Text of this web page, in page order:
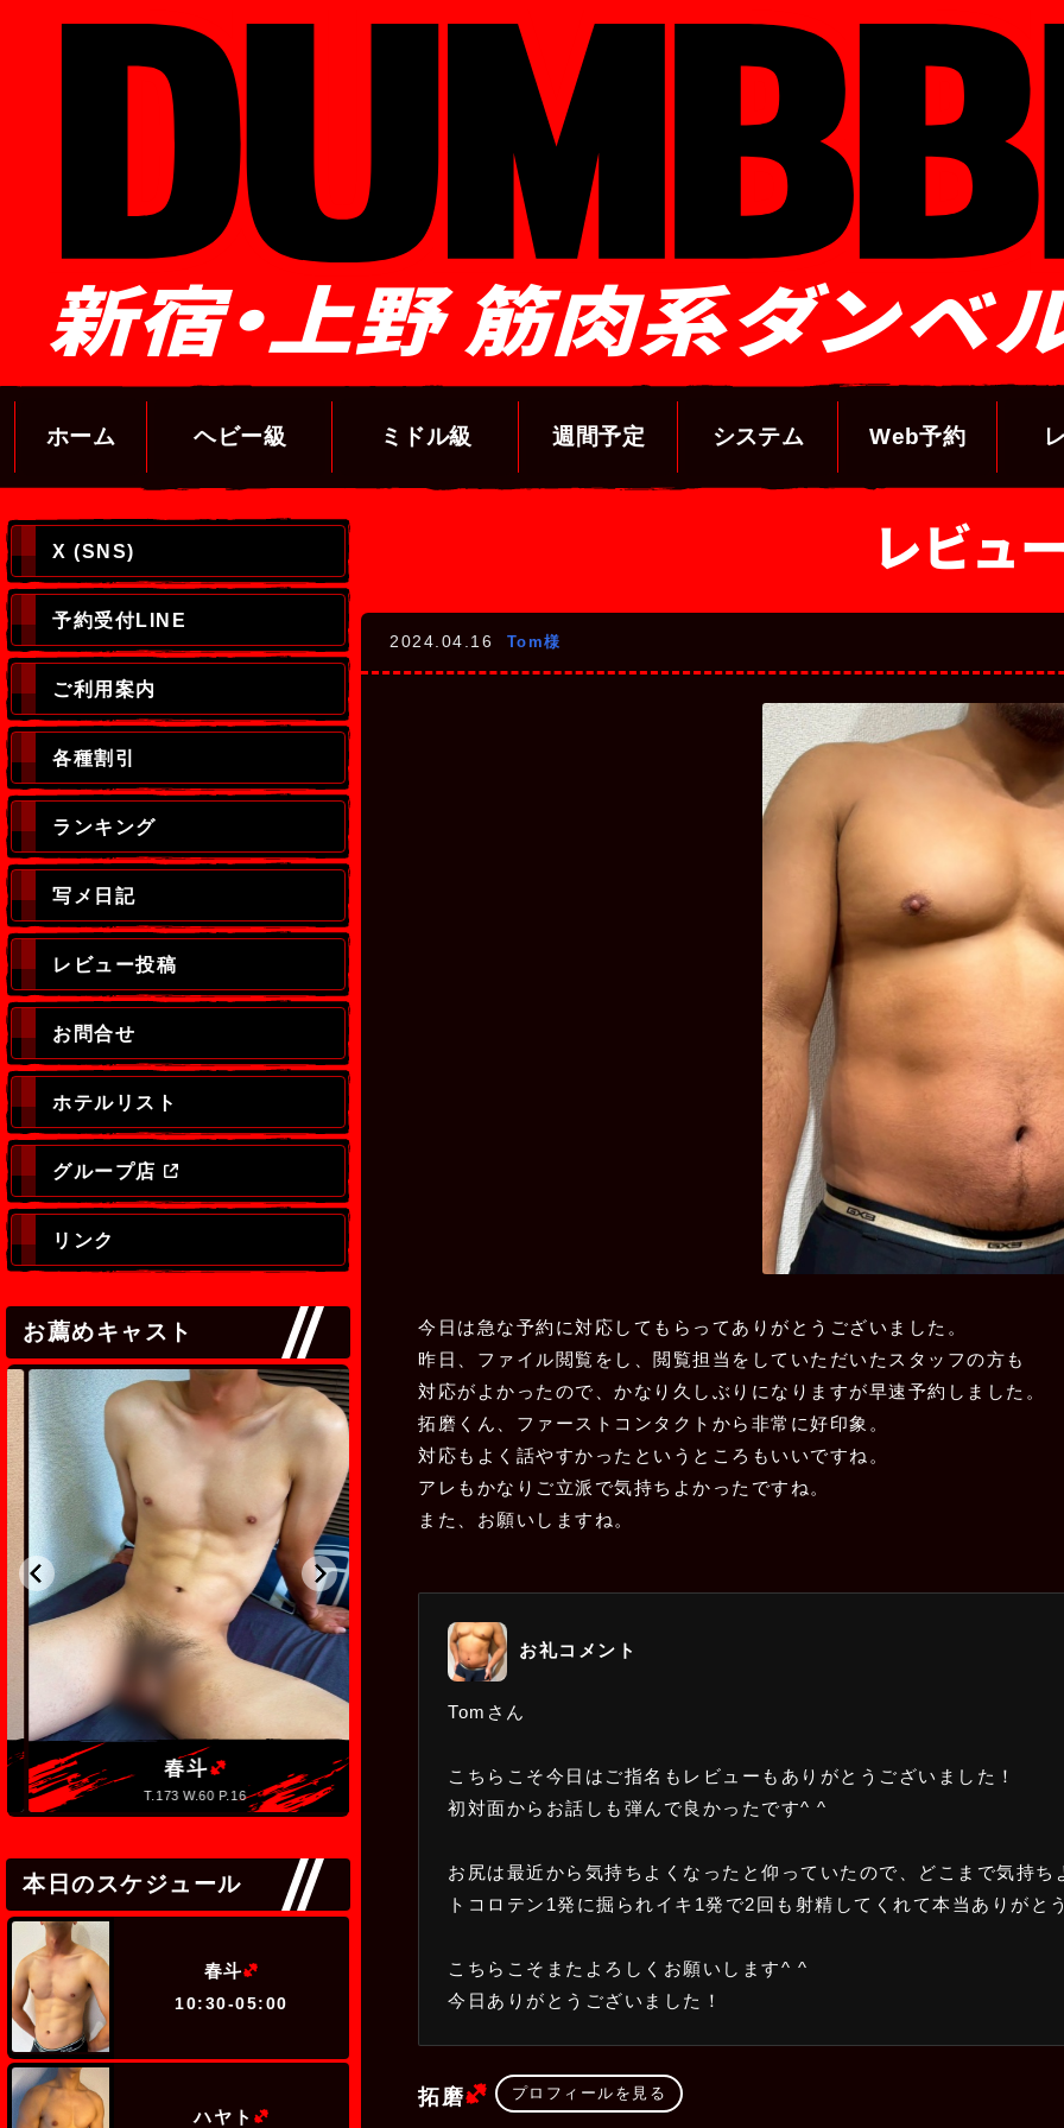
新宿・上野 筋肉系ダンベ
ホーム ヘビー級 ミドル級 週間予定 システム Web予約
レビュ
2024.04.16 Tom様
今日は急な予約に対応してもらってありがとうございました。
昨日、ファイル閲覧をし、閲覧担当をしていただいたスタッフの方も
対応がよかったので、かなり久しぶりになりますが早速予約しました。
拓磨くん、ファーストコンタクトから非常に好印象。
対応もよく話やすかったというところもいいですね。
アレもかなりご立派で気持ちよかったですね。
また、お願いしますね。
お礼コメント
Tomさん
こちらこそ今日はご指名もレビューもありがとうございました！
初対面からお話しも弾んで良かったです^ ^
お尻は最近から気持ちよくなったと仰っていたので、どこまで気持
トコロテン1発に掘られイキ1発で2回も射精してくれて本当ありがと
こちらこそまたよろしくお願いします^ ^
今日ありがとうございました！
拓磨 (ヘビー級)
プロフィールを見る
X (SNS)
予約受付LINE
ご利用案内
各種割引
ランキング
写メ日記
レビュー投稿
お問合せ
ホテルリスト
グループ店
リンク
お薦めキャスト
春斗 (ヘビー級)
T.173 W.60 P.16
歩夢 (ヘビー級)
T.173 W.73 P.16
颯 (ミドル級)
本日のスケジュール
春斗
10:30-05:00
ハヤト